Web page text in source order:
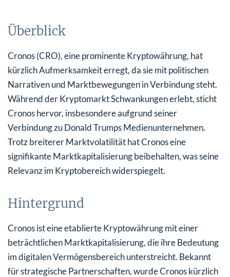
Überblick
Cronos (CRO), eine prominente Kryptowährung, hat
kürzlich Aufmerksamkeit erregt, da sie mit politischen
Narrativen und Marktbewegungen in Verbindung steht.
Während der Kryptomarkt Schwankungen erlebt, sticht
Cronos hervor, insbesondere aufgrund seiner
Verbindung zu Donald Trumps Medienunternehmen.
Trotz breiterer Marktvolatilität hat Cronos eine
signifikante Marktkapitalisierung beibehalten, was seine
Relevanz im Kryptobereich widerspiegelt.
Hintergrund
Cronos ist eine etablierte Kryptowährung mit einer
beträchtlichen Marktkapitalisierung, die ihre Bedeutung
im digitalen Vermögensbereich unterstreicht. Bekannt
für strategische Partnerschaften, wurde Cronos kürzlich